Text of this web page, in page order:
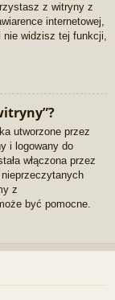
z witryny z
internetowej,
nie widzisz tej funkcji,
utworzone przez
i logowany do
włączona przez
z
być pomocne.